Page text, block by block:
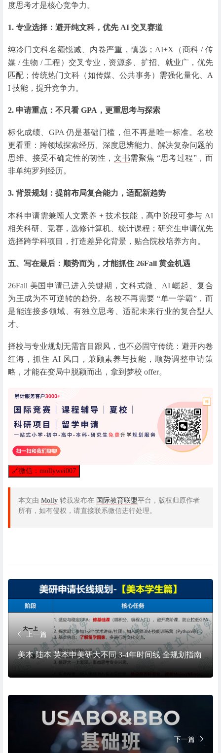
度思考才是核心竞争力。
1. 专业选择：避开纯文科，优先 AI 交叉赛道
纯冷门文科名额锐减、内卷严重，慎选；AI+X（商科 / 传
媒 / 生物 / 工程）交叉专业，资源多、扩招、就业广，优先
匹配；传统热门文科（如传媒、公共事务）需强化量化、A
I 技能，提升竞争力。
2. 申请重点：不只看 GPA，更重思考与探索
标化成绩、GPA 仍是基础门槛，但不再是唯一标准。名校
更看重：跨领域探索经历、深度思辨能力、解决复杂问题的
思维、接受不确定性的韧性， 文书需聚焦 “思考过程”，而
非单纯罗列经历。
3. 背景规划：提前布局复合能力，适配新趋势
本科申请需兼顾人文素养 + 技术技能，高中阶段可参与 AI
相关科研、竞赛，选修计算机、统计课程；研究生申请优先
选择跨学科项目，打造差异化背景，贴合院校培养方向。
五、写在最后：顺势而为，才能抓住 26Fall 黄金机遇
26Fall 美国申请已进入关键期，文科式微、AI 崛起、复合
为王成为不可逆转的趋势。名校不再需要 “单一学霸”，而
是能连接多领域、有独立思考、适配未来行业的复合型人
才。
择校与专业规划无需盲目跟风，也不必固守传统：避开内卷
红海，抓住 AI 风口，兼顾素养与技能，顺势调整申请策
略，才能在变局中脱颖而出，拿到梦校 offer。
🔗微信：mollywei007
本文由 Molly 转载发布在 国际教育联盟平台，版权归原作者
所有，如有侵权，请直接联系微信进行处理。
上一篇
美本 陆本 英本申美研大不同 3-4年时间线 全规划指南
下一篇